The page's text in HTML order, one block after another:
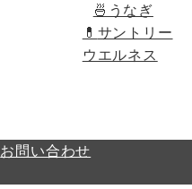
🍜うなぎ
💊 サントリー
ウエルネス
お問い合わせ